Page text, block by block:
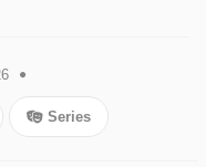
Series